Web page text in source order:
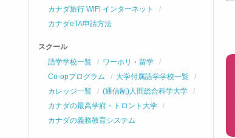
カナダ旅行 WiFi インターネット
カナダeTA申請方法
スクール
語学学校一覧
ワーホリ・留学
Co-opプログラム
大学付属語学学校一覧
カレッジ一覧
(通信制)人間総合科学大学
カナダの最高学府・トロント大学
カナダの義務教育システム